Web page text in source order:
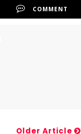
COMMENT
Older Article